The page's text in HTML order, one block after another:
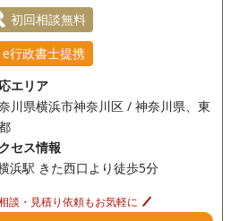
初回相談無料
e行政書士提携
エリア
川県横浜市神奈川区 / 神奈川県、東
セス情報
浜駅 きた西口より徒歩5分
談・見積り依頼もお気軽に